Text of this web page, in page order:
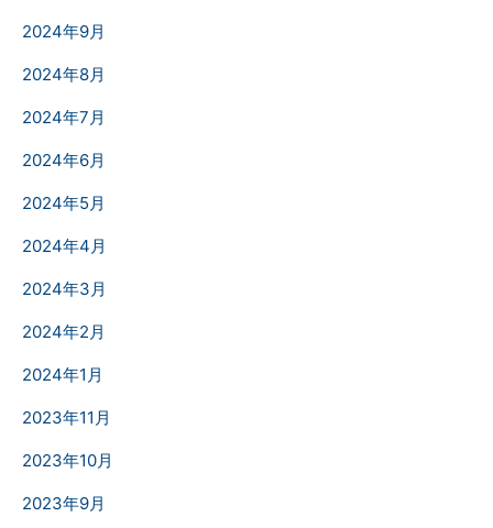
2024年9月
2024年8月
2024年7月
2024年6月
2024年5月
2024年4月
2024年3月
2024年2月
2024年1月
2023年11月
2023年10月
2023年9月